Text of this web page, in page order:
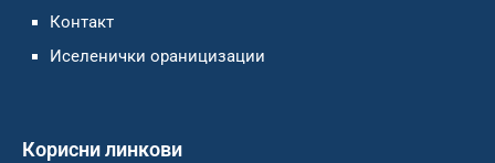
Контакт
Иселенички ораницизации
Корисни линкови